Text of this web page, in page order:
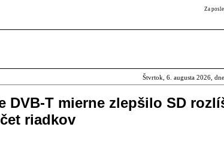
Za
Štvrtok, 6. augusta 2026,
DVB-T mierne zlepšilo SD
riadkov